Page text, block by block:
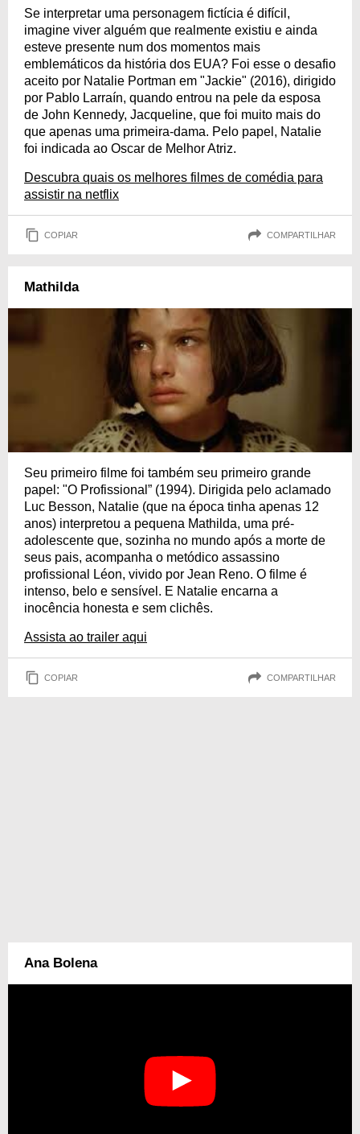
Se interpretar uma personagem fictícia é difícil,
imagine viver alguém que realmente existiu e ainda
esteve presente num dos momentos mais
emblemáticos da história dos EUA? Foi esse o desafio
aceito por Natalie Portman em "Jackie" (2016), dirigido
por Pablo Larraín, quando entrou na pele da esposa
de John Kennedy, Jacqueline, que foi muito mais do
que apenas uma primeira-dama. Pelo papel, Natalie
foi indicada ao Oscar de Melhor Atriz.
Descubra quais os melhores filmes de comédia para
assistir na netflix
COPIAR COMPARTILHAR
Mathilda
Seu primeiro filme foi também seu primeiro grande
papel: "O Profissional” (1994). Dirigida pelo aclamado
Luc Besson, Natalie (que na época tinha apenas 12
anos) interpretou a pequena Mathilda, uma pré-
adolescente que, sozinha no mundo após a morte de
seus pais, acompanha o metódico assassino
profissional Léon, vivido por Jean Reno. O filme é
intenso, belo e sensível. E Natalie encarna a
inocência honesta e sem clichês.
Assista ao trailer aqui
COPIAR COMPARTILHAR
Ana Bolena